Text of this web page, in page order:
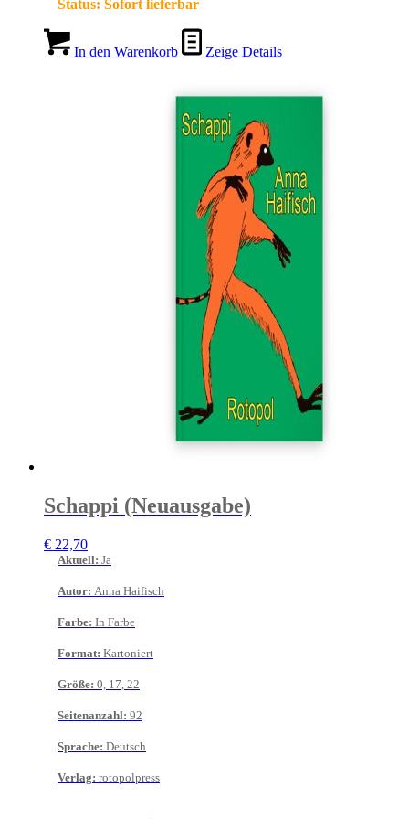
Status: Sofort lieferbar
In den Warenkorb Zeige Details
Schappi (Neuausgabe)
€ 22,70
Aktuell: Ja
Autor: Anna Haifisch
Farbe: In Farbe
Format: Kartoniert
Größe: 0, 17, 22
Seitenanzahl: 92
Sprache: Deutsch
Verlag: rotopolpress